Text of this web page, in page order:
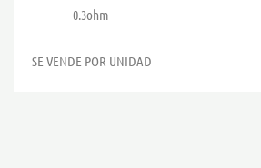
0.3ohm
SE VENDE POR UNIDAD